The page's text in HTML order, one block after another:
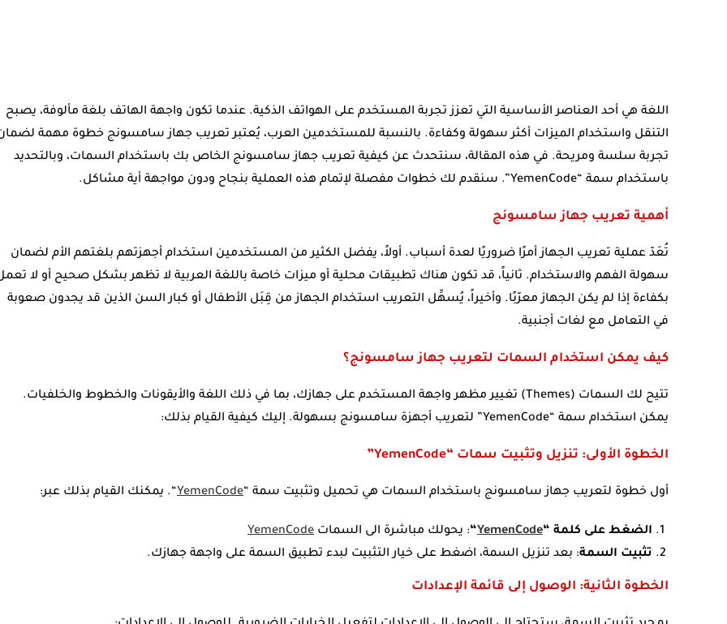
اللغة هي أحد العناصر الأساسية التي تعزز تجربة المستخدم على الهواتف الذكية. عندما تكون واجهة الهاتف بلغة مألوفة، يصبح
التنقل واستخدام الميزات أكثر سهولة وكفاءة. بالنسبة للمستخدمين العرب، يُعتبر تعريب جهاز سامسونج خطوة مهمة
تجربة سلسة ومريحة. في هذه المقالة، سنتحدث عن كيفية تعريب جهاز سامسونج الخاص بك باستخدام السمات، وبالتحديد
باستخدام سمة “YemenCode”. سنقدم لك خطوات مفصلة لإتمام هذه العملية بنجاح ودون مواجهة أية مشاكل.
أهمية تعريب جهاز سامسونج
تُعَدّ عملية تعريب الجهاز أمرًا ضروريًا لعدة أسباب. أولاً، يفضل الكثير من المستخدمين استخدام أجهزتهم بلغتهم الأم لضمان
سهولة الفهم والاستخدام. ثانياً، قد تكون هناك تطبيقات محلية أو ميزات خاصة باللغة العربية لا تظهر بشكل صحيح أو لا
بكفاءة إذا لم يكن الجهاز معرّبًا. وأخيراً، يُسهِّل التعريب استخدام الجهاز من قِبَل الأطفال أو كبار السن الذين قد يجدون صعوبة
في التعامل مع لغات أجنبية.
كيف يمكن استخدام السمات لتعريب جهاز سامسونج؟
تتيح لك السمات (Themes) تغيير مظهر واجهة المستخدم على جهازك، بما في ذلك اللغة والأيقونات والخطوط والخلفيات.
يمكن استخدام سمة “YemenCode” لتعريب أجهزة سامسونج بسهولة. إليك كيفية القيام بذلك:
الخطوة الأولى: تنزيل وتثبيت سمات “YemenCode”
أول خطوة لتعريب جهاز سامسونج باستخدام السمات هي تحميل وتثبيت سمة “YemenCode“. يمكنك القيام بذلك عبر:
الضغط على كلمة “YemenCode
“: يحولك مباشرة الى السمات YemenCode
تثبيت السمة: بعد تنزيل السمة، اضغط على خيار التثبيت لبدء تطبيق السمة على واجهة جهازك.
الخطوة الثانية: الوصول إلى قائمة الإعدادات